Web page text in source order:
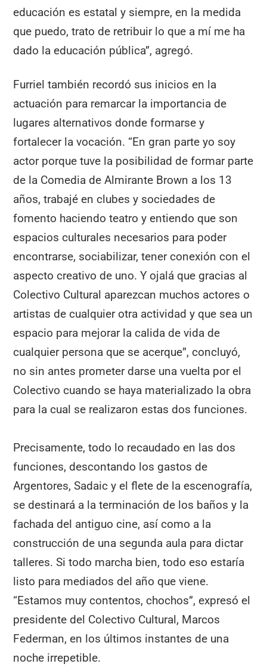
educación es estatal y siempre, en la medida
que puedo, trato de retribuir lo que a mí me ha
dado la educación pública”, agregó.
Furriel también recordó sus inicios en la
actuación para remarcar la importancia de
lugares alternativos donde formarse y
fortalecer la vocación. “En gran parte yo soy
actor porque tuve la posibilidad de formar parte
de la Comedia de Almirante Brown a los 13
años, trabajé en clubes y sociedades de
fomento haciendo teatro y entiendo que son
espacios culturales necesarios para poder
encontrarse, sociabilizar, tener conexión con el
aspecto creativo de uno. Y ojalá que gracias al
Colectivo Cultural aparezcan muchos actores o
artistas de cualquier otra actividad y que sea un
espacio para mejorar la calida de vida de
cualquier persona que se acerque”, concluyó,
no sin antes prometer darse una vuelta por el
Colectivo cuando se haya materializado la obra
para la cual se realizaron estas dos funciones.
Precisamente, todo lo recaudado en las dos
funciones, descontando los gastos de
Argentores, Sadaic y el flete de la escenografía,
se destinará a la terminación de los baños y la
fachada del antiguo cine, así como a la
construcción de una segunda aula para dictar
talleres. Si todo marcha bien, todo eso estaría
listo para mediados del año que viene.
“Estamos muy contentos, chochos”, expresó el
presidente del Colectivo Cultural, Marcos
Federman, en los últimos instantes de una
noche irrepetible.